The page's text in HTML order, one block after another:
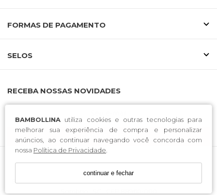
BAMBOLLINA utiliza cookies e outras tecnologias para
melhorar sua experiência de compra e personalizar
anúncios, ao continuar navegando você concorda com
nossa Política de Privacidade.
continuar e fechar
FORMAS DE PAGAMENTO
SELOS
RECEBA NOSSAS NOVIDADES
CADASTRE-SE
T TREND CONFECCOES LTDA / CNPJ: 37.560.065/0001-00
Endereço: Rodovia José Tiscoski . 1651 . Bairro Boa Esperança .